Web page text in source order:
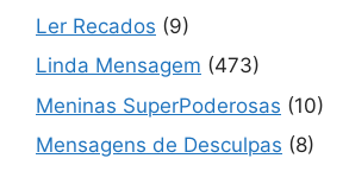
Ler Recados (9)
Linda Mensagem (473)
Meninas SuperPoderosas (10)
Mensagens de Desculpas (8)